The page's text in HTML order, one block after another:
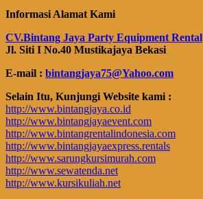
Informasi Alamat Kami
CV.Bintang Jaya Party Equipment Rental
Jl. Siti I No.40 Mustikajaya Bekasi
E-mail : bintangjaya75@Yahoo.com
Selain Itu, Kunjungi Website kami :
http://www.bintangjaya.co.id
http://www.bintangjayaevent.com
http://www.bintangrentalindonesia.com
http://www.bintangjayaexpress.rentals
http://www.sarungkursimurah.com
http://www.sewatenda.net
http://www.kursikuliah.net